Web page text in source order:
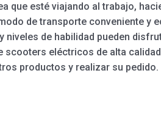
que esté viajando al trabajo,
de transporte conveniente
niveles de habilidad pueden
scooters eléctricos de alta
productos y realizar su pedido.